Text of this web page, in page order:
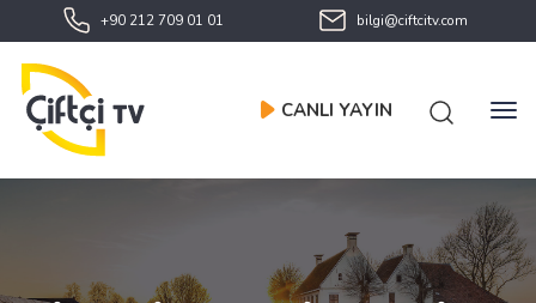
+90 212 709 01 01 bilgi@ciftcitv.com
CANLI YAYIN